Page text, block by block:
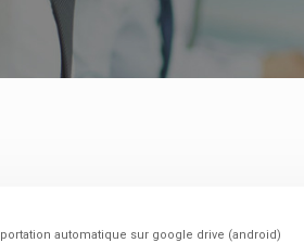
automatique sur google drive (android)